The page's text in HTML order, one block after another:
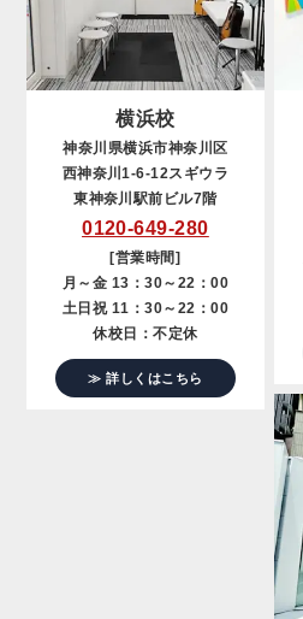
横浜校
神奈川県横浜市神奈川区
西神奈川1-6-12スギウラ
東神奈川駅前ビル7階
0120-649-280
[営業時間]
月～金 13：30～22：00
土日祝 11：30～22：00
休校日：不定休
≫ 詳しくはこちら